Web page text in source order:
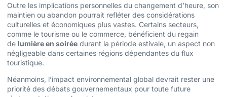
Outre les implications personnelles du changement d’heure, son
maintien ou abandon pourrait refléter des considérations
culturelles et économiques plus vastes. Certains secteurs,
comme le tourisme ou le commerce, bénéficient du regain
de lumière en soirée durant la période estivale, un aspect non
négligeable dans certaines régions dépendantes du flux
touristique.
Néanmoins, l’impact environnemental global devrait rester une
priorité des débats gouvernementaux pour toute future